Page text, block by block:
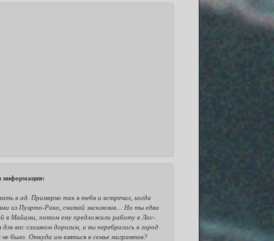
информация:
в ад. Примерно так я тебя и встречал, когда
из Пуэрто-Рико, считай эксклюзив… Но ты едва
в Майами, потом ему предложили работу в Лос-
вас слишком дорогим, и вы перебрались в город
было. Откуда им взяться в семье мигрантов?